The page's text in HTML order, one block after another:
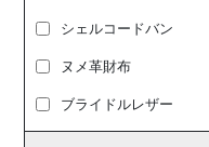
シェルコードバン
ヌメ革財布
ブライドルレザー